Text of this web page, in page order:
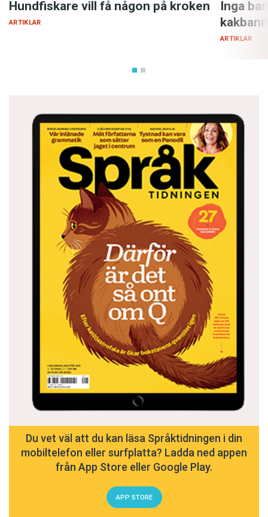
Hundfiskare vill få någon på kroken
ARTIKLAR
Inga
ARTIKLAR
Du vet väl att du kan läsa Språktidningen i din
mobiltelefon eller surfplatta? Ladda ned appen
från App Store eller Google Play.
APP STORE